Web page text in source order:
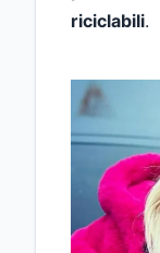
riciclabili.